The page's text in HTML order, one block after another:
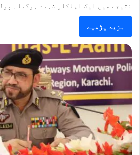
نتیجے میں ایک اہلکار شہید ہوگیا۔
مزید پڑھیے